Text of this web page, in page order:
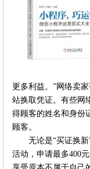
更多利益。”网络卖
站换取凭证。有些网
得顾客的姓名和身份
顾客。
无论是“买证换
活动，申请最多400